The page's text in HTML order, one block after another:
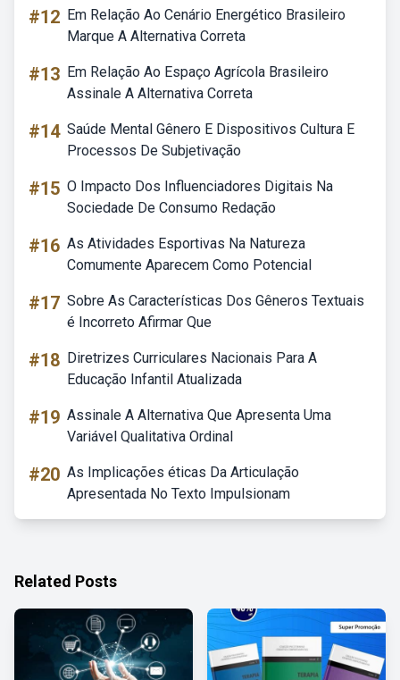
#12 Em Relação Ao Cenário Energético Brasileiro
Marque A Alternativa Correta
#13 Em Relação Ao Espaço Agrícola Brasileiro
Assinale A Alternativa Correta
#14 Saúde Mental Gênero E Dispositivos Cultura E
Processos De Subjetivação
#15 O Impacto Dos Influenciadores Digitais Na
Sociedade De Consumo Redação
#16 As Atividades Esportivas Na Natureza
Comumente Aparecem Como Potencial
#17 Sobre As Características Dos Gêneros Textuais
é Incorreto Afirmar Que
#18 Diretrizes Curriculares Nacionais Para A
Educação Infantil Atualizada
#19 Assinale A Alternativa Que Apresenta Uma
Variável Qualitativa Ordinal
#20 As Implicações éticas Da Articulação
Apresentada No Texto Impulsionam
Related Posts